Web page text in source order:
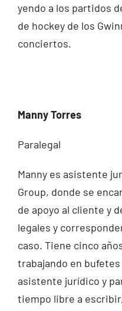
yendo a los partidos
de hockey de los
conciertos.
Manny Torres
Paralegal
Manny es asistente
Group, donde se
de apoyo al cliente y
legales y
caso. Tiene cinco
trabajando en
asistente jurídico y
tiempo libre a